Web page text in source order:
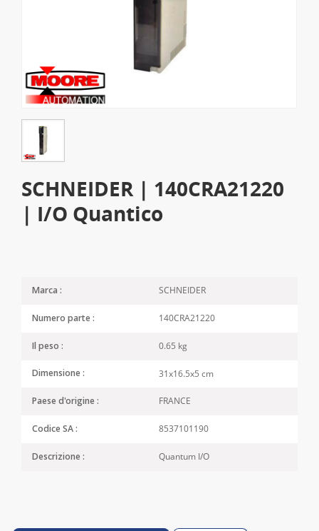
SCHNEIDER | 140CRA21220
| I/O Quantico
Marca : SCHNEIDER
Numero parte : 140CRA21220
Il peso : 0.65 kg
Dimensione : 31x16.5x5 cm
Paese d'origine : FRANCE
Codice SA : 8537101190
Descrizione : Quantum I/O